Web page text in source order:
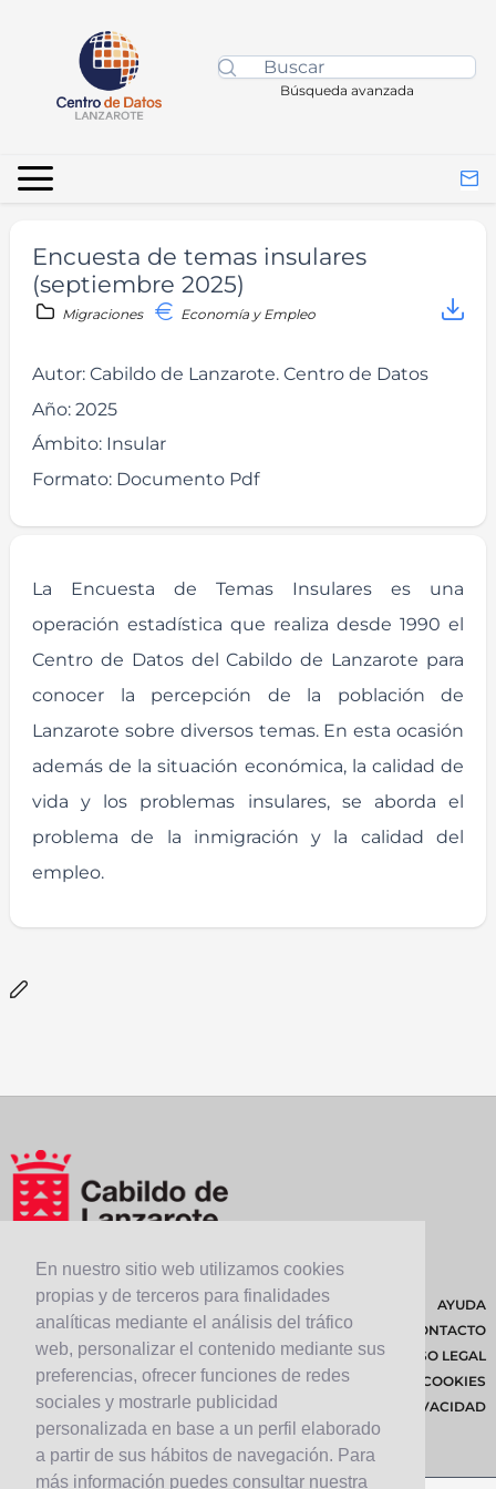
En nuestro sitio web utilizamos cookies
propias y de terceros para finalidades
analíticas mediante el análisis del tráfico
web, personalizar el contenido mediante sus
preferencias, ofrecer funciones de redes
sociales y mostrarle publicidad
personalizada en base a un perfil elaborado
a partir de sus hábitos de navegación. Para
más información puedes consultar nuestra
Búsqueda avanzada
Encuesta de temas insulares
(septiembre 2025)
Migraciones Economía y Empleo
Autor: Cabildo de Lanzarote. Centro de Datos
Año: 2025
Ámbito: Insular
Formato: Documento Pdf
La Encuesta de Temas Insulares es una
operación estadística que realiza desde 1990 el
Centro de Datos del Cabildo de Lanzarote para
conocer la percepción de la población de
Lanzarote sobre diversos temas. En esta ocasión
además de la situación económica, la calidad de
vida y los problemas insulares, se aborda el
problema de la inmigración y la calidad del
empleo.
AYUDA
CONTACTO
AVISO LEGAL
POLÍTICA DE COOKIES
POLÍTICA DE PRIVACIDAD